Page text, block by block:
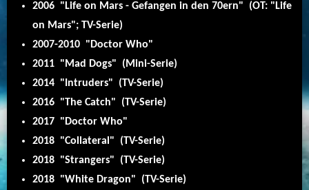
2006 "Life on Mars - Gefangen in den 70ern" (OT: "Life
on Mars"; TV-Serie)
2007-2010 "Doctor Who"
2011 "Mad Dogs" (Mini-Serie)
2014 "Intruders" (TV-Serie)
2016 "The Catch" (TV-Serie)
2017 "Doctor Who"
2018 "Collateral" (TV-Serie)
2018 "Strangers" (TV-Serie)
2018 "White Dragon" (TV-Serie)